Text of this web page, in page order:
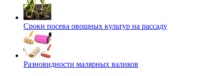
Сроки посева овощных культур на рассаду
Разновидности малярных валиков